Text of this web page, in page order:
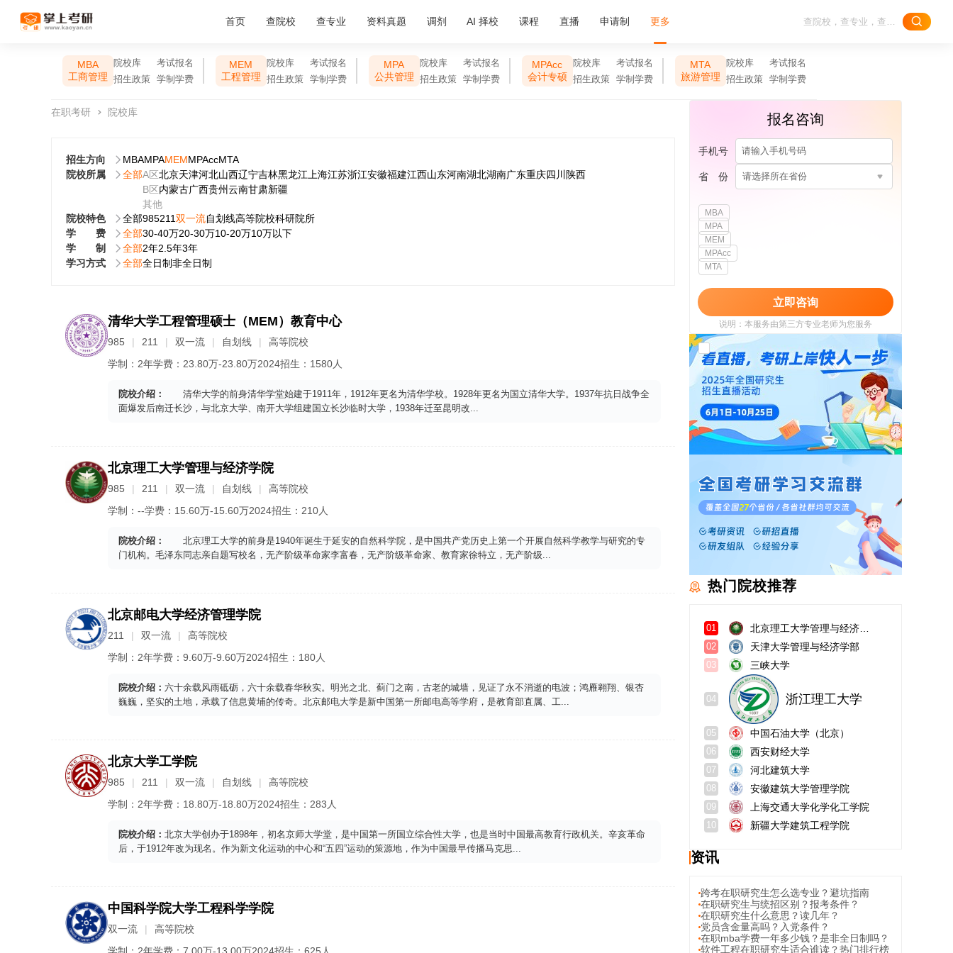
首页 查院校 查专业 资料真题 调剂 AI 择校 课程 直播 申请制 更多
MBA
工商管理
院校库
考试报名
招生政策
学制学费
MEM
工程管理
院校库
考试报名
招生政策
学制学费
MPA
公共管理
院校库
考试报名
招生政策
学制学费
MPAcc
会计专硕
院校库
考试报名
招生政策
学制学费
MTA
旅游管理
院校库
考试报名
招生政策
学制学费
在职考研 院校库
招生方向 MBAMPAMEMMPAccMTA
院校所属
全部A区北京天津河北山西辽宁吉林黑龙江 上海江苏浙江安徽福建江西山东河南湖北湖南广东重庆四川 陕西
B区内蒙古广西贵州云南甘肃新疆
其他
院校特色
全部985211双一流自划线高等院校科研院所
学费
全部30-40万20-30万10-20万10万以下
学制
全部2年2.5年3年
学习方式
全部全日制非全日制
清华大学工程管理硕士（MEM）教育中心
985 211 双一流 自划线
高等院校
学制： 2年学费： 23.80万-23.80万2024招生： 1580人
院校介绍：
清华大学的前身清华学堂始建于1911年，1912年更名为清华学校。1928年更名为国立清华大学。1937年抗日战争全
面爆发后南迁长沙，与北京大学、南开大学组建国立长沙临时大学，1938年迁至昆明改...
北京理工大学管理与经济学院
985 211 双一流 自划线
高等院校
学制： --学费： 15.60万-15.60万2024招生： 210人
院校介绍：
北京理工大学的前身是1940年诞生于延安的自然科学院，是中国共产党历史上第一个开展自然科学教学与研究的专
门机构。毛泽东同志亲自题写校名，无产阶级革命家李富春，无产阶级革命家、教育家徐特立，无产阶级...
北京邮电大学经济管理学院
211 双一流
高等院校
学制： 2年学费： 9.60万-9.60万2024招生： 180人
院校介绍： 六十余载风雨砥砺，六十余载春华秋实。明光之北、蓟门之南，古老的城墙，见证了永不消逝的电波；鸿雁翱翔、银杏
巍巍，坚实的土地，承载了信息黄埔的传奇。北京邮电大学是新中国第一所邮电高等学府，是教育部直属、工...
北京大学工学院
985 211 双一流 自划线
高等院校
学制： 2年学费： 18.80万-18.80万2024招生： 283人
院校介绍： 北京大学创办于1898年，初名京师大学堂，是中国第一所国立综合性大学，也是当时中国最高教育行政机关。辛亥革命
后，于1912年改为现名。作为新文化运动的中心和“五四”运动的策源地，作为中国最早传播马克思...
中国科学院大学工程科学学院
双一流
高等院校
报名咨询
手机号
省 份 请选择所在省份
MBA
MPA
MEM
MPAcc
MTA
立即咨询
说明：本服务由第三方专业老师为您服务
我已阅读并同意 《用户政策》
《用户服务
使用协议》
热门院校推荐
01
02 天津大学管理与经济学部
03 三峡大学
04 浙江理工大学
05 中国石油大学（北京）
06 西安财经大学
07 河北建筑大学
08 安徽建筑大学管理学院
09 上海交通大学化学化工学院
10 新疆大学建筑工程学院
资讯
跨考在职研究生怎么选专业？避坑指南
在职研究生与统招区别？报考条件？
在职研究生什么意思？读几年？
党员含金量高吗？入党条件？
在职mba学费一年多少钱？是非全日制吗？
软件工程在职研究生适合谁读？热门排行榜